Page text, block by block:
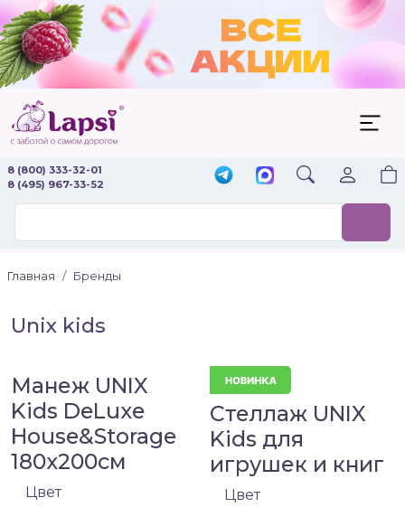
8 (800) 333-32-01
8 (495) 967-33-52
Главная Бренды
Unix kids
Манеж UNIX
Kids DeLuxe
House&Storage
180x200см
Цвет
Стеллаж UNIX
Kids для
игрушек и книг
Цвет